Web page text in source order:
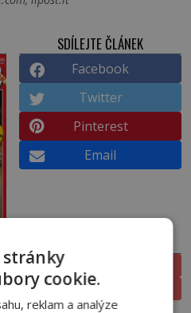
SDÍLEJTE ČLÁNEK
Facebook
Twitter
Pinterest
Email
ELEKTRONICKÉ
TIŠTĚNÉ
stránky
cookie.
reklam a analýze